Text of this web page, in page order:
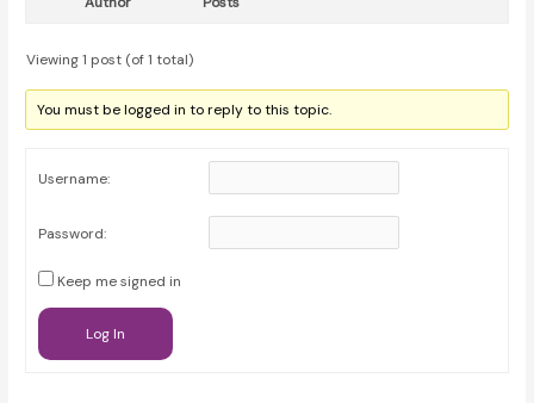
Viewing 1 post (of 1 total)
You must be logged in to reply to this topic.
Username:
Password:
Keep me signed in
Log In